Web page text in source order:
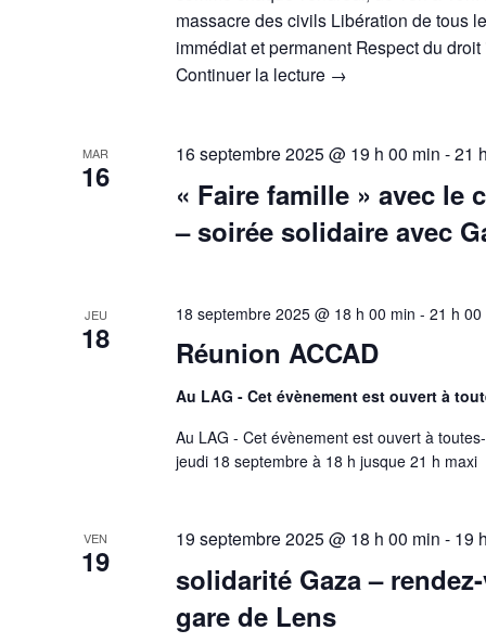
massacre des civils Libération de tous
immédiat et permanent Respect du
Continuer la lecture →
MAR
16
« Faire famille » avec le
– soirée solidaire avec
16 septembre 2025 @ 19 h 00 min -21
JEU
18 Réunion ACCAD
18 septembre 2025 @ 18 h 00 min -21 h
Au LAG - Cet évènement est ouvert à
Au LAG - Cet évènement est ouvert à
jeudi 18 septembre à 18 h jusque 21 h maxi
VEN
19
solidarité Gaza –
gare de Lens
19 septembre 2025 @ 18 h 00 min - 19